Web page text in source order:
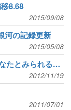
8.68
2015/09/08
河の記録更新
2015/05/08
観測史上最遠方、133億光年かなたとみられる銀河
2012/11/19
2011/07/01